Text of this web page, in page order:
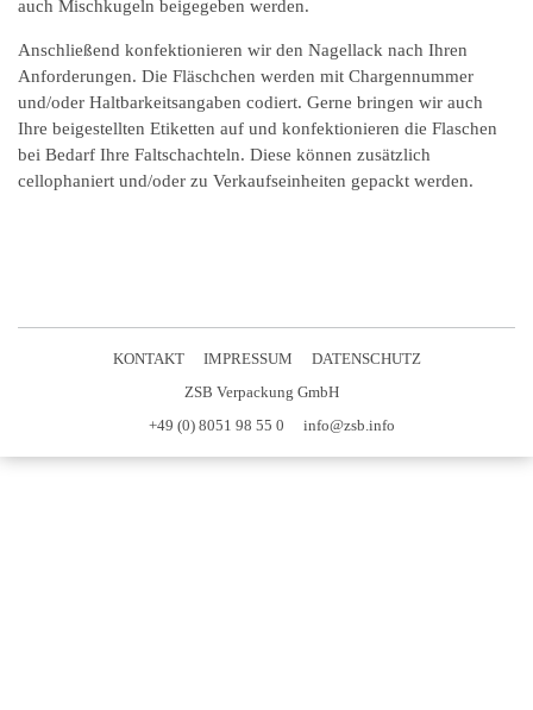
auch Mischkugeln beigegeben werden.
Anschließend konfektionieren wir den Nagellack nach Ihren
Anforderungen. Die Fläschchen werden mit Chargennummer
und/oder Haltbarkeitsangaben codiert. Gerne bringen wir auch
Ihre beigestellten Etiketten auf und konfektionieren die Flaschen
bei Bedarf Ihre Faltschachteln. Diese können zusätzlich
cellophaniert und/oder zu Verkaufseinheiten gepackt werden.
KONTAKT IMPRESSUM
DATENSCHUTZ
ZSB Verpackung GmbH
+49 (0) 8051 98 55 0
info@zsb.info